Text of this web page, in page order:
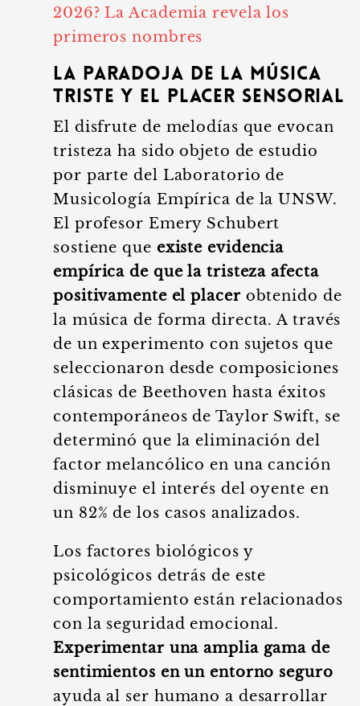
2026? La Academia revela los
primeros nombres
La paradoja de la música
triste y el placer sensorial
El disfrute de melodías que evocan
tristeza ha sido objeto de estudio
por parte del Laboratorio de
Musicología Empírica de la UNSW.
El profesor Emery Schubert
sostiene que existe evidencia
empírica de que la tristeza afecta
positivamente el placerobtenido de
la música de forma directa. A través
de un experimento con sujetos que
seleccionaron desde composiciones
clásicas de Beethoven hasta éxitos
contemporáneos de Taylor Swift, se
determinó que la eliminación del
factor melancólico en una canción
disminuye el interés del oyente en
un 82% de los casos analizados.
Los factores biológicos y
psicológicos detrás de este
comportamiento están relacionados
con la seguridad emocional.
Experimentar una amplia gama de
sentimientos en un entorno seguro
ayuda al ser humano a desarrollar